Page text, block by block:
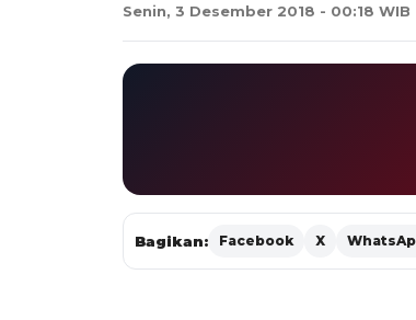
Senin, 3 Desember 2018 - 00:18 WIB
Bagikan: Facebook X